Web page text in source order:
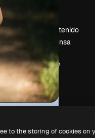
Vender contenido
Sala de prensa
¿Buscas
magnific.ai?
to the storing of cookies on